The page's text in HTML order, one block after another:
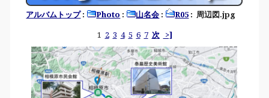
アルバムトップ: Photo : 山名会 : R05 : 周辺図.jpg
1 2 3 4 5 6 7 次 >]